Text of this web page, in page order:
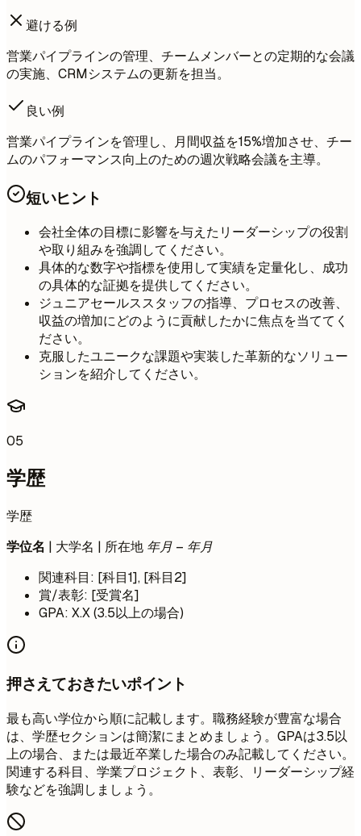
避ける例
営業パイプラインの管理、チームメンバーとの定期的な会議
の実施、CRMシステムの更新を担当。
良い例
営業パイプラインを管理し、月間収益を15%増加させ、チー
ムのパフォーマンス向上のための週次戦略会議を主導。
短いヒント
会社全体の目標に影響を与えたリーダーシップの役割
や取り組みを強調してください。
具体的な数字や指標を使用して実績を定量化し、成功
の具体的な証拠を提供してください。
ジュニアセールススタッフの指導、プロセスの改善、
収益の増加にどのように貢献したかに焦点を当ててく
ださい。
克服したユニークな課題や実装した革新的なソリュー
ションを紹介してください。
05
学歴
学歴
学位名 | 大学名 | 所在地 年月 – 年月
関連科目: [科目1], [科目2]
賞/表彰: [受賞名]
GPA: X.X (3.5以上の場合)
押さえておきたいポイント
最も高い学位から順に記載します。職務経験が豊富な場合
は、学歴セクションは簡潔にまとめましょう。GPAは3.5以
上の場合、または最近卒業した場合のみ記載してください。
関連する科目、学業プロジェクト、表彰、リーダーシップ経
験などを強調しましょう。